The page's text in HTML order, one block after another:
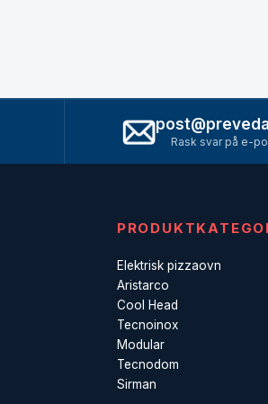
Rask svar på e-
Elektrisk pizzaovn
Aristarco
Cool Head
Tecnoinox
Modular
Tecnodom
Sirman